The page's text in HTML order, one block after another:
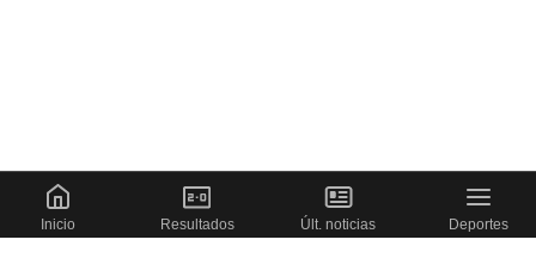
Inicio Resultados Últ. noticias Deportes